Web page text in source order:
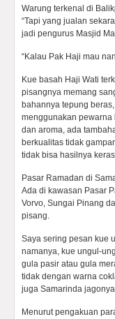
Warung terkenal di
“Tapi yang jualan
jadi pengurus Masjid
“Kalau Pak Haji mau
Kue basah Haji Wati
pisangnya memang
bahannya tepung
menggunakan pewarna
dan aroma, ada
berkualitas tidak
tidak bisa hasilnya
Pasar Ramadan di
Ada di kawasan Pasar
Vorvo, Sungai Pinang
pisang.
Saya sering pesan kue
namanya, kue ungul-
gula pasir atau gula
tidak dengan warna
juga Samarinda
Menurut pengakuan